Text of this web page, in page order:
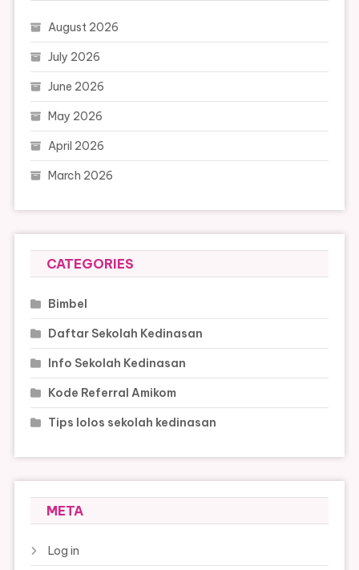
August 2026
July 2026
June 2026
May 2026
April 2026
March 2026
CATEGORIES
Bimbel
Daftar Sekolah Kedinasan
Info Sekolah Kedinasan
Kode Referral Amikom
Tips lolos sekolah kedinasan
META
Log in